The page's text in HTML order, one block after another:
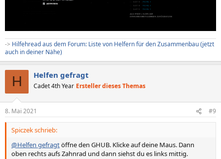
-> Hilfehread aus dem Forum: Liste von Helfern für den Zusammenbau (jetzt
auch in deiner Nähe)
H Helfen gefragt
Cadet 4th Year Ersteller dieses Themas
8. Mai 2021 #9
Spiczek schrieb:
@Helfen gefragtöffne den GHUB. Klicke auf deine Maus. Dann
oben rechts aufs Zahnrad und dann siehst du es links mittig.